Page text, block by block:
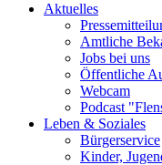
Aktuelles
Amtliche
Jobs bei uns
Öffentliche
Webcam
Podcast
Leben & Soziales
Bürgerservice
Kinder,